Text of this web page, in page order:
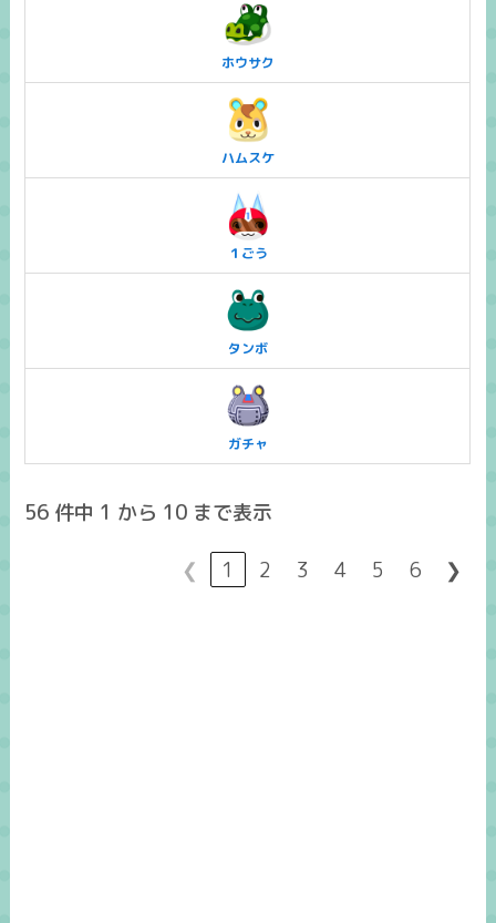
ホウサク
ハムスケ
１ごう
タンボ
ガチャ
56 件中 1 から 10 まで表示
❮ 1 2 3 4 5 6 ❯